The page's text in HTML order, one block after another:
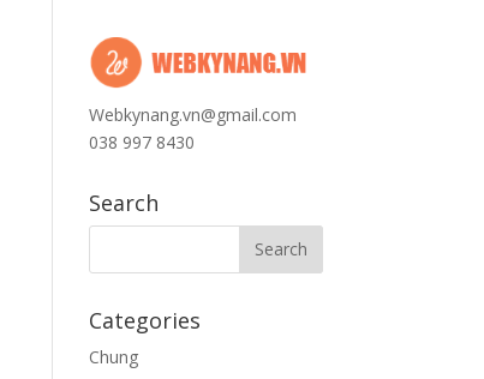
Webkynang.vn@gmail.com
038 997 8430
Search
Categories
Chung